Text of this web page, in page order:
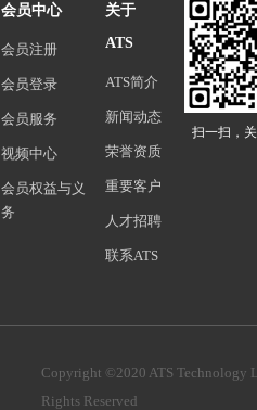
会员中心
会员注册
会员登录
会员服务
视频中心
会员权益与义
务
关于
ATS
ATS简介
新闻动态
荣誉资质
重要客户
人才招聘
联系ATS
扫一扫，
Copyright ©2020 ATS Technology
Rights Reserved